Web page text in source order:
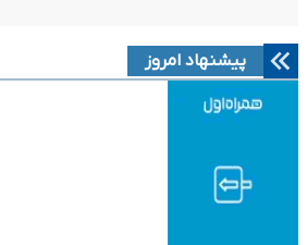
پیشنهاد امروز